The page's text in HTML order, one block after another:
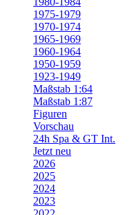
1975-1979
1970-1974
1965-1969
1960-1964
1950-1959
1923-1949
Maßstab 1:64
Maßstab 1:87
Figuren
Vorschau
24h Spa & GT Int.
Jetzt neu
2026
2025
2024
2023